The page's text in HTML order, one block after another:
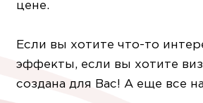
цене.
Если вы хотите что-то
эффекты, если вы хотите
создана для Вас! А еще все